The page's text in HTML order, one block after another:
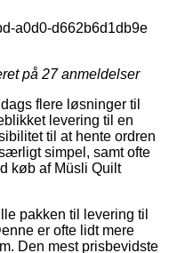
a0d0-d662b6d1db9e
på 27anmeldelser
flere løsninger til
levering til en
til at hente ordren
simpel, samt ofte
køb af Müsli Quilt
pakken til levering til
er ofte lidt mere
Den mest prisbevidste